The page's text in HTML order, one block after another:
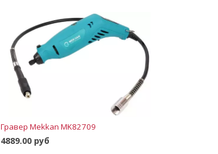
Гравер Mekkan MK82709
4889.00 руб